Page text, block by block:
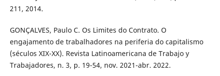
211, 2014.
GONÇALVES, Paulo C. Os Limites do Contrato. O
engajamento de trabalhadores na periferia do capitalismo
(séculos XIX-XX). Revista Latinoamericana de Trabajo y
Trabajadores, n. 3, p. 19-54, nov. 2021-abr. 2022.